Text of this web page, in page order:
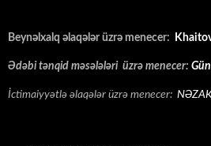
Beynəlxalq əlaqələr üzrə menecer:
Ədəbi tənqid məsələləri üzrə menecer:
İctimaiyyətlə əlaqələr üzrə menecer: